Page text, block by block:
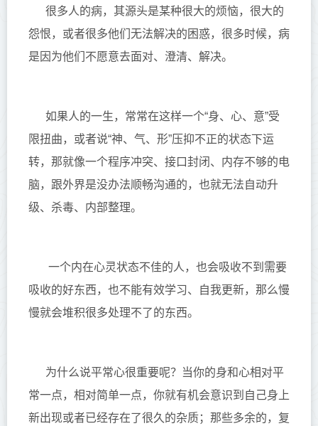
很多人的病，其源头是某种很大的烦恼，很大的
怨恨，或者很多他们无法解决的困惑，很多时候，病
是因为他们不愿意去面对、澄清、解决。
如果人的一生，常常在这样一个“身、心、意”受
限扭曲，或者说“神、气、形”压抑不正的状态下运
转，那就像一个程序冲突、接口封闭、内存不够的电
脑，跟外界是没办法顺畅沟通的，也就无法自动升
级、杀毒、内部整理。
一个内在心灵状态不佳的人，也会吸收不到需要
吸收的好东西，也不能有效学习、自我更新，那么慢
慢就会堆积很多处理不了的东西。
为什么说平常心很重要呢？当你的身和心相对平
常一点，相对简单一点，你就有机会意识到自己身上
新出现或者已经存在了很久的杂质；那些多余的，复